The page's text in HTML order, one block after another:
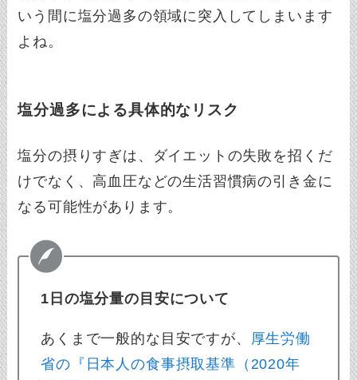
いう間に塩分過多の領域に突入してしまいます
よね。
塩分過多による具体的なリスク
塩分の摂りすぎは、ダイエットの失敗を招くだ
けでなく、高血圧などの生活習慣病の引き金に
なる可能性があります。
1日の塩分量の目安について
あくまで一般的な目安ですが、
厚生労働
省の『日本人の食事摂取基準（2020年